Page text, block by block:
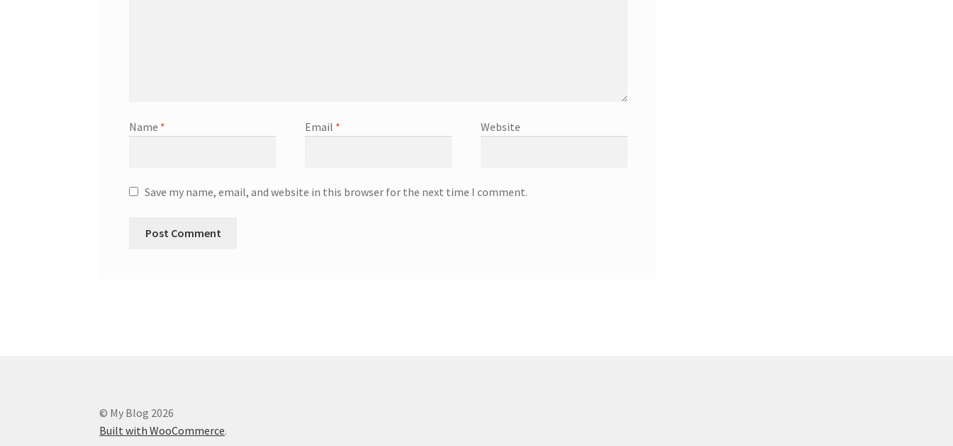
Name * Email * Website
Save my name, email, and website in this browser for the next time I comment.
© My Blog 2026
Built with WooCommerce.